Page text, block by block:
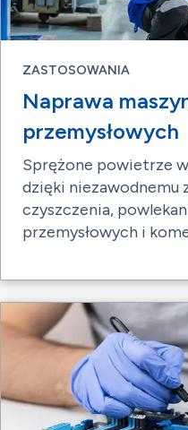
ZASTOSOWANIA
Naprawa
przemysłowych
Sprężone powietrze
dzięki niezawodnemu
czyszczenia,
przemysłowych i